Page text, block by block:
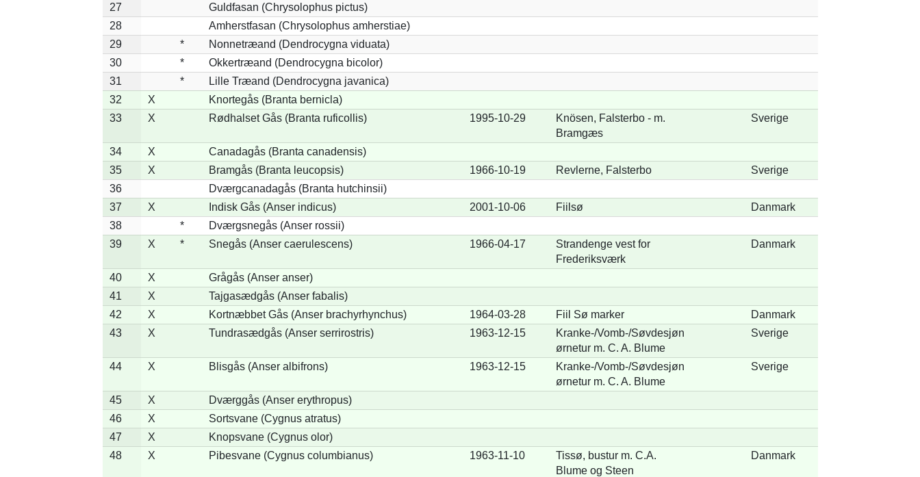
27
Guldfasan (Chrysolophus pictus)
28
Amherstfasan (Chrysolophus amherstiae)
29
*
Nonnetræand (Dendrocygna viduata)
30
*
Okkertræand (Dendrocygna bicolor)
31
*
Lille Træand (Dendrocygna javanica)
32
X
Knortegås (Branta bernicla)
33
X Rødhalset Gås (Branta ruficollis) 1995-10-29
Knösen, Falsterbo - m.
Bramgæs
Sverige
34 X
Canadagås (Branta canadensis)
35
X Bramgås (Branta leucopsis) 1966-10-19 Revlerne, Falsterbo
Sverige
36
Dværgcanadagås (Branta hutchinsii)
37
X Indisk Gås (Anser indicus) 2001-10-06 Fiilsø
Danmark
38
*
Dværgsnegås (Anser rossii)
39
X * Snegås (Anser caerulescens) 1966-04-17
Strandenge vest for
Frederiksværk
Danmark
40 X
Grågås (Anser anser)
41
X
Tajgasædgås (Anser fabalis)
42
X Kortnæbbet Gås (Anser brachyrhynchus) 1964-03-28 Fiil Sø marker
Danmark
43
X Tundrasædgås (Anser serrirostris) 1963-12-15
Kranke-/Vomb-/Søvdesjøn
ørnetur m. C. A. Blume
Sverige
44 X Blisgås (Anser albifrons) 1963-12-15
Kranke-/Vomb-/Søvdesjøn
ørnetur m. C. A. Blume
Sverige
45 X
Dværggås (Anser erythropus)
46
X
Sortsvane (Cygnus atratus)
47
X
Knopsvane (Cygnus olor)
48
X Pibesvane (Cygnus columbianus) 1963-11-10
Tissø, bustur m. C.A.
Blume og Steen
Danmark